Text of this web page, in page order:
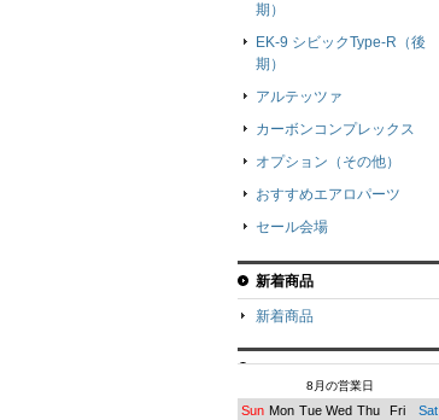
期）
EK-9 シビックType-R（後
期）
アルテッツァ
カーボンコンプレックス
オプション（その他）
おすすめエアロパーツ
セール会場
新着商品
新着商品
8月の営業日
Sun Mon Tue Wed Thu Fri Sat